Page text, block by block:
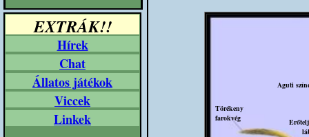
EXTRÁK!!
Hírek
Chat
Állatos játékok
Viccek
Linkek
Törékeny
farokvég
Aguti